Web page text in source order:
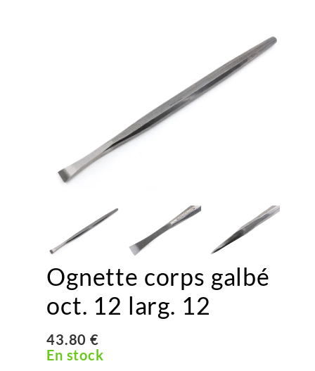
Ognette corps galbé
oct. 12 larg. 12
43.80 €
En stock